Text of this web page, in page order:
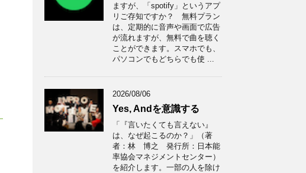
ますが、「spotify」というアプ
リご存知ですか？ 無料プラン
は、定期的に音声や画面で広告
が流れますが、無料で曲を聴く
ことができます。スマホでも、
パソコンでもどちらでも使 ...
2026/08/06
Yes, Andを意識する
「『言いたくても言えない』
は、なぜ起こるのか？」（著
者：林 博之 発行所：日本能
率協会マネジメントセンター）
を紹介します。一部の人を除け